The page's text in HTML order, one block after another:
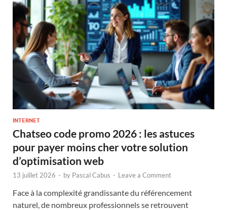
INTERNET
Chatseo code promo 2026 : les astuces
pour payer moins cher votre solution
d’optimisation web
13 juillet 2026 - by Pascal Cabus - Leave a Comment
Face à la complexité grandissante du référencement
naturel, de nombreux professionnels se retrouvent